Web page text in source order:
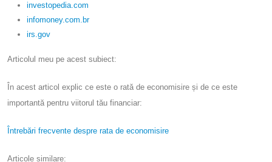
investopedia.com
infomoney.com.br
irs.gov
Articolul meu pe acest subiect:
În acest articol explic ce este o rată de economisire și de ce este
importantă pentru viitorul tău financiar:
Întrebări frecvente despre rata de economisire
Articole similare: